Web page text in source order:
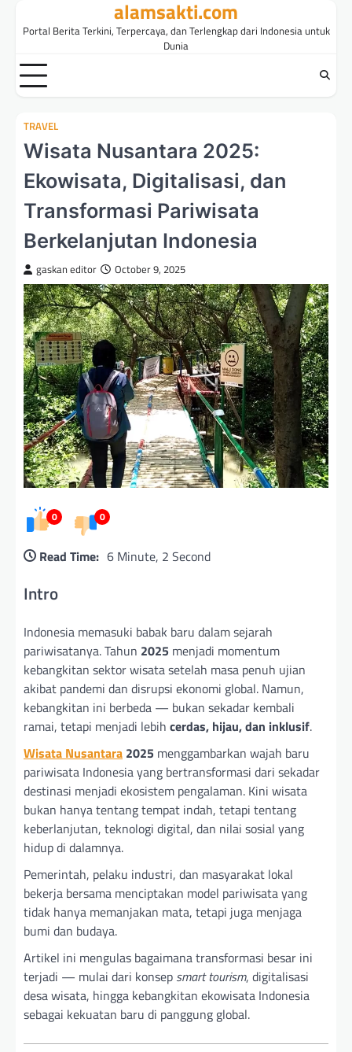
alamsakti.com
Portal Berita Terkini, Terpercaya, dan Terlengkap dari Indonesia untuk
Dunia
TRAVEL
Wisata Nusantara 2025:
Ekowisata, Digitalisasi, dan
Transformasi Pariwisata
Berkelanjutan Indonesia
gaskan editor October 9, 2025
0 0
Read Time: 6 Minute, 2 Second
Intro
Indonesia memasuki babak baru dalam sejarah
pariwisatanya. Tahun 2025 menjadi momentum
kebangkitan sektor wisata setelah masa penuh ujian
akibat pandemi dan disrupsi ekonomi global. Namun,
kebangkitan ini berbeda — bukan sekadar kembali
ramai, tetapi menjadi lebih cerdas, hijau, dan inklusif.
Wisata Nusantara 2025 menggambarkan wajah baru
pariwisata Indonesia yang bertransformasi dari sekadar
destinasi menjadi ekosistem pengalaman. Kini wisata
bukan hanya tentang tempat indah, tetapi tentang
keberlanjutan, teknologi digital, dan nilai sosial yang
hidup di dalamnya.
Pemerintah, pelaku industri, dan masyarakat lokal
bekerja bersama menciptakan model pariwisata yang
tidak hanya memanjakan mata, tetapi juga menjaga
bumi dan budaya.
Artikel ini mengulas bagaimana transformasi besar ini
terjadi — mulai dari konsep smart tourism, digitalisasi
desa wisata, hingga kebangkitan ekowisata Indonesia
sebagai kekuatan baru di panggung global.